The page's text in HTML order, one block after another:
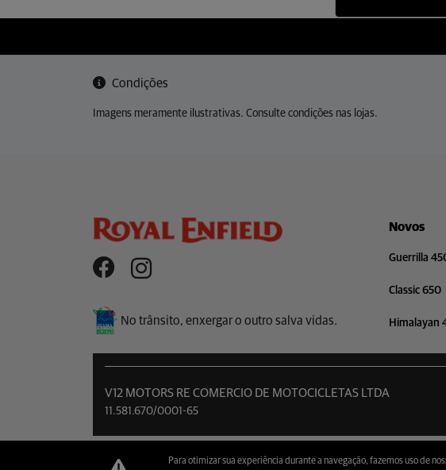
Condições
Imagens meramente ilustrativas. Consulte condições nas lojas.
No trânsito, enxergar o outro salva vidas.
Novos
Guerrilla
Classic 650
Himalayan
V12 MOTORS RE COMERCIO DE MOTOCICLETAS LTDA
11.581.670/0001-65
Para otimizar sua experiência durante a navegação, fazemos uso de